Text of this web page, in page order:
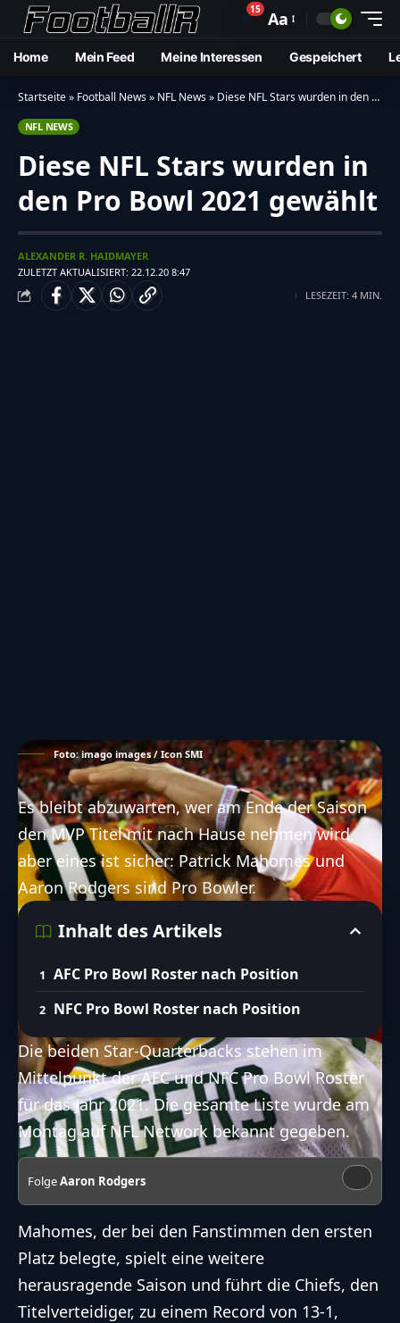
🔔15 Aa
Home Mein Feed Meine Interessen Gespeichert
Startseite» Football News» NFL News» Diese NFL Stars wurden in den Pro Bowl 2021 gewählt
NFL NEWS
Diese NFL Stars wurden in
den Pro Bowl 2021 gewählt
ZULETZT AKTUALISIERT: 22.12.20 8:47
ALEXANDER R. HAIDMAYER
LESEZEIT: 4 MIN.
Foto: imago images / Icon SMI
Es bleibt abzuwarten, wer am Ende der Saison
den MVP Titel mit nach Hause nehmen wird,
aber eines ist sicher: Patrick Mahomes und
Aaron Rodgers sind Pro Bowler.
Inhalt des Artikels
AFC Pro Bowl Roster nach Position
NFC Pro Bowl Roster nach Position
Die beiden Star-Quarterbacks stehen im
Mittelpunkt der AFC und NFC Pro Bowl Roster
für das Jahr 2021. Die gesamte Liste wurde am
Montag auf NFL Network bekannt gegeben.
FolgeAaron Rodgers
Mahomes, der bei den Fanstimmen den ersten
Platz belegte, spielt eine weitere
herausragende Saison und führt die Chiefs, den
Titelverteidiger, zu einem Record von 13-1,